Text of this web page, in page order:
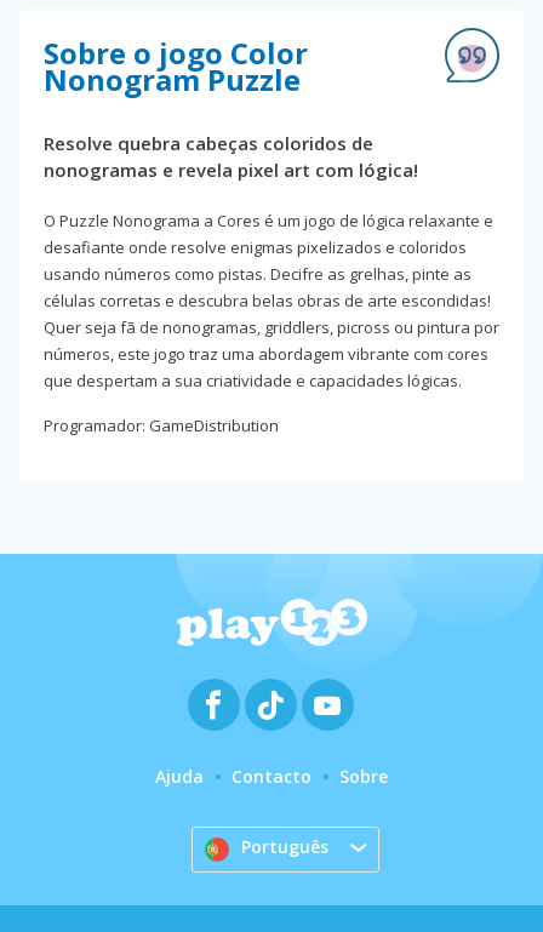
Sobre o jogo Color
Nonogram Puzzle
Resolve quebra cabeças coloridos de
nonogramas e revela pixel art com lógica!
O Puzzle Nonograma a Cores é um jogo de lógica relaxante e
desafiante onde resolve enigmas pixelizados e coloridos
usando números como pistas. Decifre as grelhas, pinte as
células corretas e descubra belas obras de arte escondidas!
Quer seja fã de nonogramas, griddlers, picross ou pintura por
números, este jogo traz uma abordagem vibrante com cores
que despertam a sua criatividade e capacidades lógicas.
Programador: GameDistribution
Ajuda Contacto Sobre
Português